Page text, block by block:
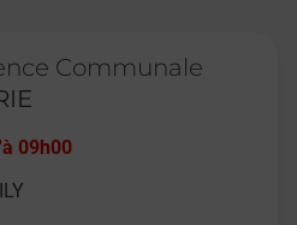
Communale
09h00